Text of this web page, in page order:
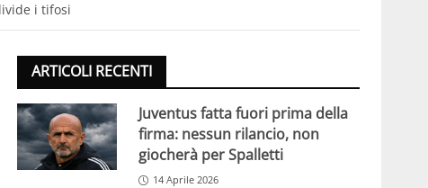
i tifosi
ARTICOLI RECENTI
Juventus fatta fuori prima della
firma: nessun rilancio, non
giocherà per Spalletti
14 Aprile 2026